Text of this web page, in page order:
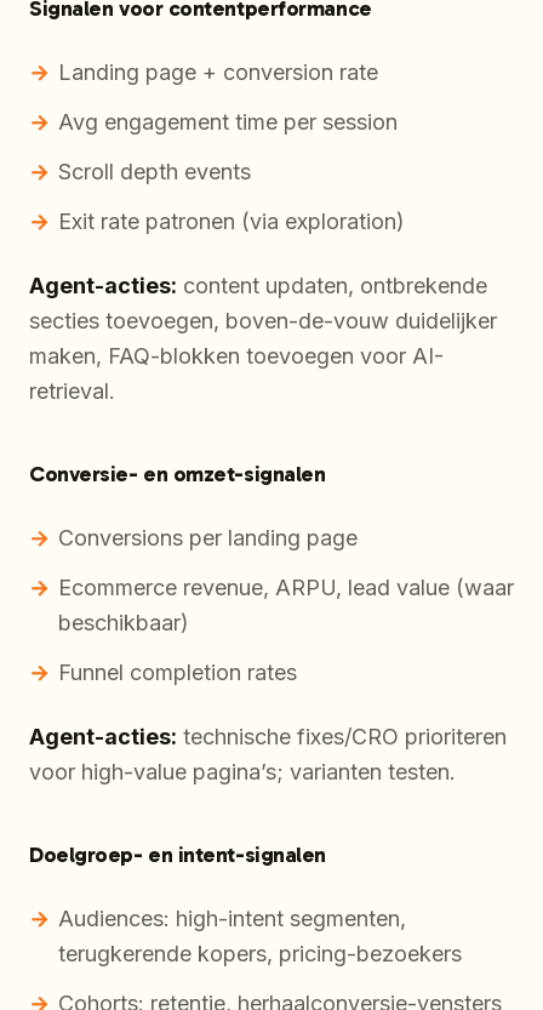
Signalen voor contentperformance
Landing page + conversion rate
Avg engagement time per session
Scroll depth events
Exit rate patronen (via exploration)
Agent-acties: content updaten, ontbrekende
secties toevoegen, boven-de-vouw duidelijker
maken, FAQ-blokken toevoegen voor AI-
retrieval.
Conversie- en omzet-signalen
Conversions per landing page
Ecommerce revenue, ARPU, lead value (waar
beschikbaar)
Funnel completion rates
Agent-acties: technische fixes/CRO prioriteren
voor high-value pagina’s; varianten testen.
Doelgroep- en intent-signalen
Audiences: high-intent segmenten,
terugkerende kopers, pricing-bezoekers
Cohorts: retentie, herhaalconversie-vensters